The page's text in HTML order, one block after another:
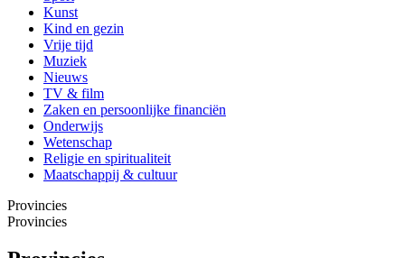
Kunst
Kind en gezin
Vrije tijd
Muziek
Nieuws
TV & film
Zaken en persoonlijke financiën
Onderwijs
Wetenschap
Religie en spiritualiteit
Maatschappij & cultuur
Provincies
Provincies